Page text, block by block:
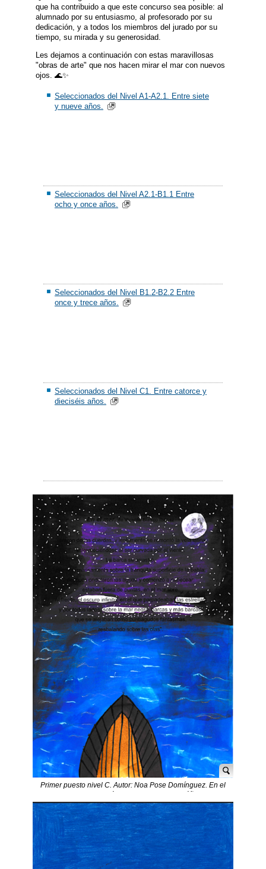
que ha contribuido a que este concurso sea posible: al
alumnado por su entusiasmo, al profesorado por su
dedicación, y a todos los miembros del jurado por su
tiempo, su mirada y su generosidad.
Les dejamos a continuación con estas maravillosas
"obras de arte" que nos hacen mirar el mar con nuevos
ojos. 🌊✨
Seleccionados del Nivel A1-A2.1. Entre siete
y nueve años.
Seleccionados del Nivel A2.1-B1.1 Entre
ocho y once años.
Seleccionados del Nivel B1.2-B2.2 Entre
once y trece años.
Seleccionados del Nivel C1. Entre catorce y
dieciséis años.
Primer puesto nivel C. Autor: Noa Pose Domínguez. En el